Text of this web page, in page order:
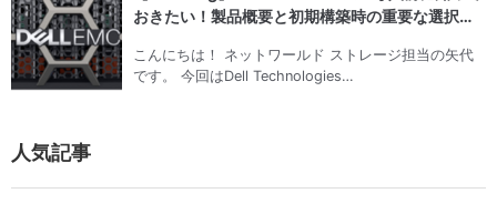
おきたい！製品概要と初期構築時の重要な選択ポ
こんにちは！ ネットワールド ストレージ担当の矢代
です。 今回はDell Technologies…
人気記事